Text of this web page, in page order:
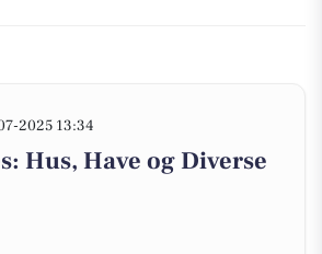
2025 13:34
Hus, Have og Diverse